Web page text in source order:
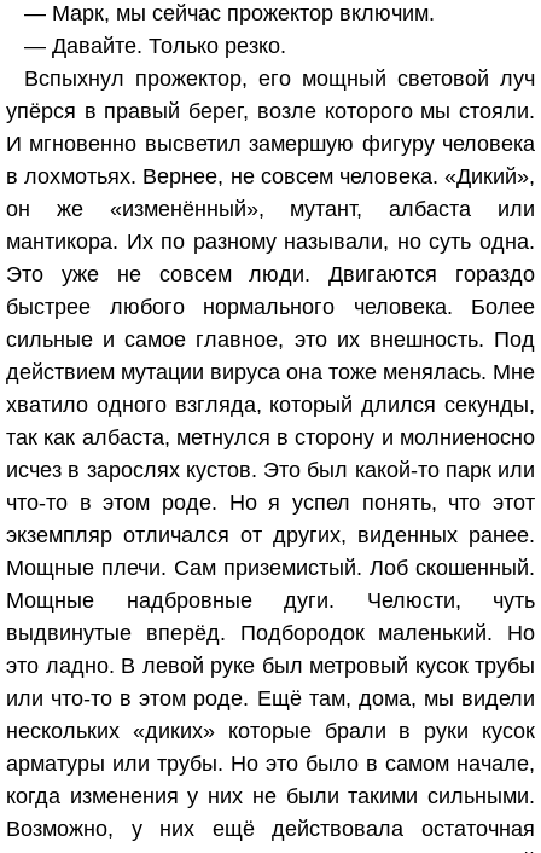
— Марк, мы сейчас прожектор включим.
— Давайте. Только резко.
Вспыхнул прожектор, его мощный световой луч
упёрся в правый берег, возле которого мы стояли.
И мгновенно высветил замершую фигуру человека
в лохмотьях. Вернее, не совсем человека. «Дикий»,
он же «изменённый», мутант, албаста или
мантикора. Их по разному называли, но суть одна.
Это уже не совсем люди. Двигаются гораздо
быстрее любого нормального человека. Более
сильные и самое главное, это их внешность. Под
действием мутации вируса она тоже менялась. Мне
хватило одного взгляда, который длился секунды,
так как албаста, метнулся в сторону и молниеносно
исчез в зарослях кустов. Это был какой-то парк или
что-то в этом роде. Но я успел понять, что этот
экземпляр отличался от других, виденных ранее.
Мощные плечи. Сам приземистый. Лоб скошенный.
Мощные надбровные дуги. Челюсти, чуть
выдвинутые вперёд. Подбородок маленький. Но
это ладно. В левой руке был метровый кусок трубы
или что-то в этом роде. Ещё там, дома, мы видели
нескольких «диких» которые брали в руки кусок
арматуры или трубы. Но это было в самом начале,
когда изменения у них не были такими сильными.
Возможно, у них ещё действовала остаточная